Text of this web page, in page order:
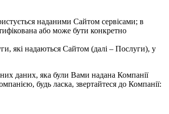
наданими Сайтом сервісами; в
або може бути конкретно
які надаються Сайтом (далі – Послуги), у
даних, яка були Вами надана Компанії
будь ласка, звертайтеся до Компанії: